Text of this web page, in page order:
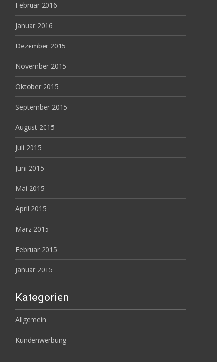
Februar 2016
Januar 2016
Dezember 2015
November 2015
Oktober 2015
September 2015
August 2015
Juli 2015
Juni 2015
Mai 2015
April 2015
März 2015
Februar 2015
Januar 2015
Kategorien
Allgemein
Kundenwerbung